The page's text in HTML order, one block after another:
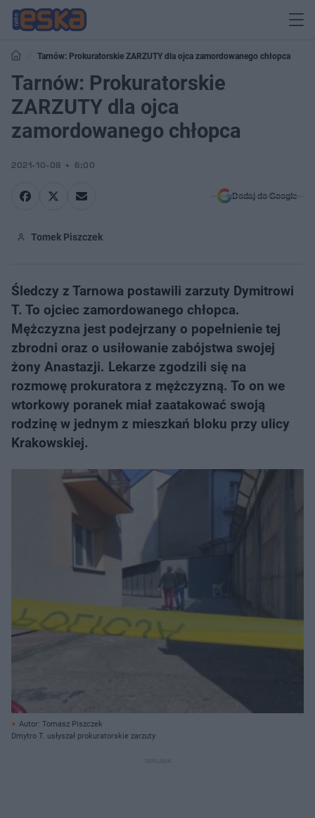
Tarnów: Prokuratorskie ZARZUTY dla ojca zamordowanego chłopca
Tarnów: Prokuratorskie
ZARZUTY dla ojca
zamordowanego chłopca
2021-10-08 6:00
Dodaj do Google
Tomek Piszczek
Śledczy z Tarnowa postawili zarzuty Dymitrowi
T. To ojciec zamordowanego chłopca.
Mężczyzna jest podejrzany o popełnienie tej
zbrodni oraz o usiłowanie zabójstwa swojej
żony Anastazji. Lekarze zgodzili się na
rozmowę prokuratora z mężczyzną. To on we
wtorkowy poranek miał zaatakować swoją
rodzinę w jednym z mieszkań bloku przy ulicy
Krakowskiej.
Autor: Tomasz Piszczek
Dmytro T. usłyszał prokuratorskie zarzuty